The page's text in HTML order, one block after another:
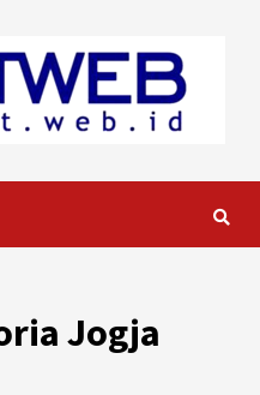
Jogja